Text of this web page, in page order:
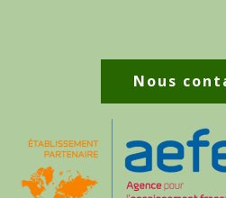
Nous